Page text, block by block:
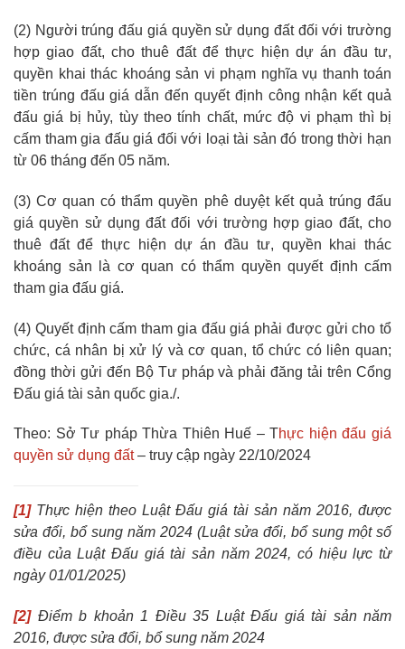
(2) Người trúng đấu giá quyền sử dụng đất đối với trường
hợp giao đất, cho thuê đất để thực hiện dự án đầu tư,
quyền khai thác khoáng sản vi phạm nghĩa vụ thanh toán
tiền trúng đấu giá dẫn đến quyết định công nhận kết quả
đấu giá bị hủy, tùy theo tính chất, mức độ vi phạm thì bị
cấm tham gia đấu giá đối với loại tài sản đó trong thời hạn
từ 06 tháng đến 05 năm.
(3) Cơ quan có thẩm quyền phê duyệt kết quả trúng đấu
giá quyền sử dụng đất đối với trường hợp giao đất, cho
thuê đất để thực hiện dự án đầu tư, quyền khai thác
khoáng sản là cơ quan có thẩm quyền quyết định cấm
tham gia đấu giá.
(4) Quyết định cấm tham gia đấu giá phải được gửi cho tổ
chức, cá nhân bị xử lý và cơ quan, tổ chức có liên quan;
đồng thời gửi đến Bộ Tư pháp và phải đăng tải trên Cổng
Đấu giá tài sản quốc gia./.
Theo: Sở Tư pháp Thừa Thiên Huế – Thực hiện đấu giá
quyền sử dụng đất– truy cập ngày 22/10/2024
[1]Thực hiện theo Luật Đấu giá tài sản năm 2016, được
sửa đổi, bổ sung năm 2024 (Luật sửa đổi, bổ sung một số
điều của Luật Đấu giá tài sản năm 2024, có hiệu lực từ
ngày 01/01/2025)
[2]Điểm b khoản 1 Điều 35 Luật Đấu giá tài sản năm
2016, được sửa đổi, bổ sung năm 2024